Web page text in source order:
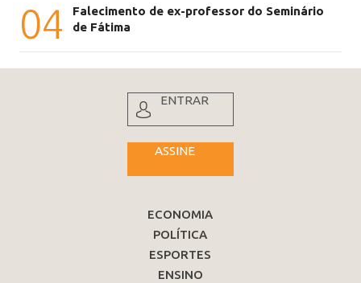
04
Falecimento de ex-professor do Seminário
de Fátima
ENTRAR
ASSINE
ECONOMIA
POLÍTICA
ESPORTES
ENSINO